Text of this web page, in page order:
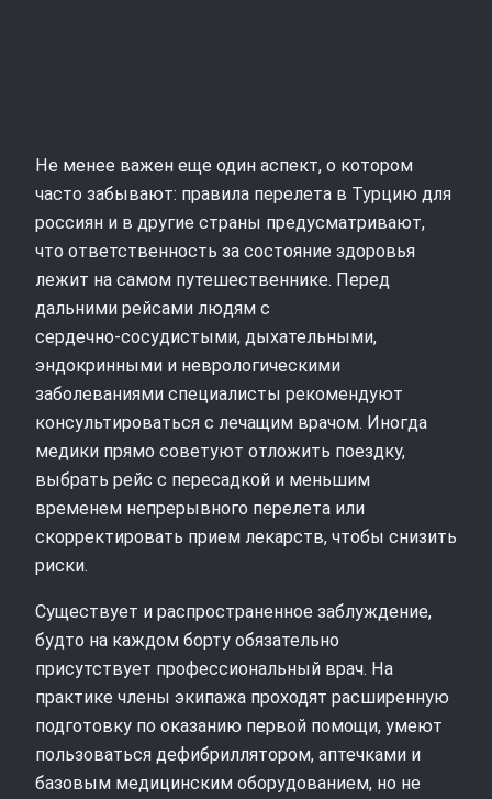
Не менее важен еще один аспект, о котором
часто забывают: правила перелета в Турцию для
россиян и в другие страны предусматривают,
что ответственность за состояние здоровья
лежит на самом путешественнике. Перед
дальними рейсами людям с
сердечно‑сосудистыми, дыхательными,
эндокринными и неврологическими
заболеваниями специалисты рекомендуют
консультироваться с лечащим врачом. Иногда
медики прямо советуют отложить поездку,
выбрать рейс с пересадкой и меньшим
временем непрерывного перелета или
скорректировать прием лекарств, чтобы снизить
риски.
Существует и распространенное заблуждение,
будто на каждом борту обязательно
присутствует профессиональный врач. На
практике члены экипажа проходят расширенную
подготовку по оказанию первой помощи, умеют
пользоваться дефибриллятором, аптечками и
базовым медицинским оборудованием, но не